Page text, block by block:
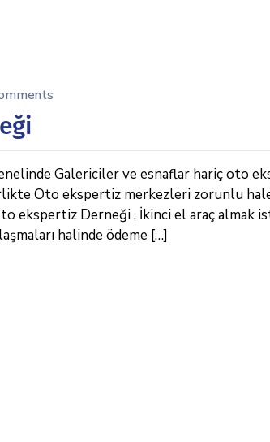
Galericiler ve esnaflar hariç oto
Oto ekspertiz merkezleri zorunlu
ekspertiz Derneği , İkinci el araç almak
halinde ödeme […]